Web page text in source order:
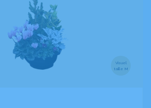
Visuel
taille M